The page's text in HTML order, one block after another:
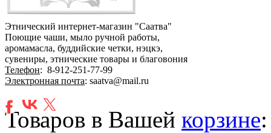
Этнический интернет-магазин "Саатва"
Поющие чаши, мыло ручной работы,
аромамасла, буддийские четки, нэцкэ,
сувениры, этнические товары и благовония
Телефон: 8-912-251-77-99
Электронная почта: saatva@mail.ru
Товаров в Вашей корзине